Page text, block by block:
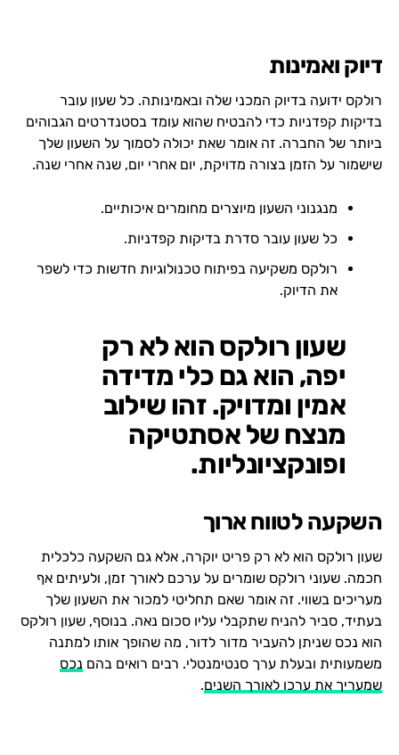
דיוק ואמינות
רולקס ידועה בדיוק המכני שלה ובאמינותה. כל שעון עובר
בדיקות קפדניות כדי להבטיח שהוא עומד בסטנדרטים הגבוהים
ביותר של החברה. זה אומר שאת יכולה לסמוך על השעון שלך
שישמור על הזמן בצורה מדויקת, יום אחרי יום, שנה אחרי שנה.
מנגנוני השעון מיוצרים מחומרים איכותיים.
כל שעון עובר סדרת בדיקות קפדניות.
רולקס משקיעה בפיתוח טכנולוגיות חדשות כדי לשפר
את הדיוק.
שעון רולקס הוא לא רק
יפה, הוא גם כלי מדידה
אמין ומדויק. זהו שילוב
מנצח של אסתטיקה
ופונקציונליות.
השקעה לטווח ארוך
שעון רולקס הוא לא רק פריט יוקרה, אלא גם השקעה כלכלית
חכמה. שעוני רולקס שומרים על ערכם לאורך זמן, ולעיתים אף
מעריכים בשווי. זה אומר שאם תחליטי למכור את השעון שלך
בעתיד, סביר להניח שתקבלי עליו סכום נאה. בנוסף, שעון רולקס
הוא נכס שניתן להעביר מדור לדור, מה שהופך אותו למתנה
משמעותית ובעלת ערך סנטימנטלי. רבים רואים בהם נכס
שמעריך את ערכו לאורך השנים.